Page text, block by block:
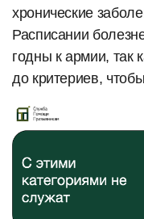
хронические
Расписании
годны к армии, так
до критериев,